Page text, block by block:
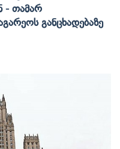
- Თამარ
Განცხადებაზე